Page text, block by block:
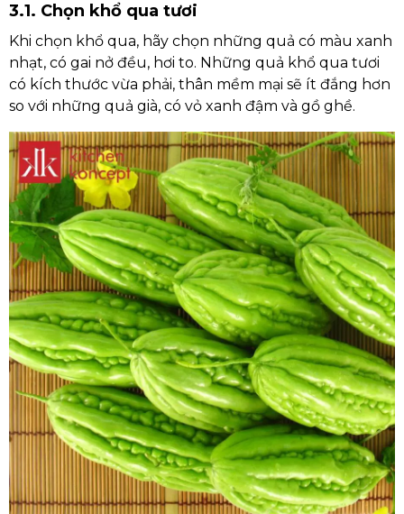
3.1. Chọn khổ qua tươi
Khi chọn khổ qua, hãy chọn những quả có màu xanh
nhạt, có gai nở đều, hơi to. Những quả khổ qua tươi
có kích thước vừa phải, thân mềm mại sẽ ít đắng hơn
so với những quả già, có vỏ xanh đậm và gồ ghề.